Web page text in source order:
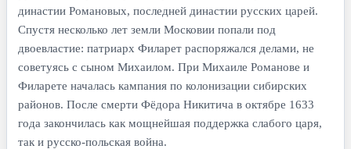
династии Романовых, последней династии русских царей.
Спустя несколько лет земли Московии попали под
двоевластие: патриарх Филарет распоряжался делами, не
советуясь с сыном Михаилом. При Михаиле Романове и
Филарете началась кампания по колонизации сибирских
районов. После смерти Фёдора Никитича в октябре 1633
года закончилась как мощнейшая поддержка слабого царя,
так и русско-польская война.